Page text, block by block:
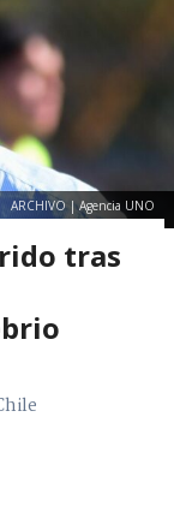
ARCHIVO | Agencia UNO
tras